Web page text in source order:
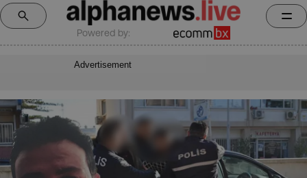
Powered by:
Advertisement